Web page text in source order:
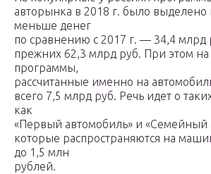
авторынка в 2018 г. было выделено
меньше денег
по сравнению с 2017 г. — 34,4 млрд
прежних 62,3 млрд руб. При этом
программы,
рассчитанные именно на
всего 7,5 млрд руб. Речь идет о
как
«Первый автомобиль» и «Семейный
которые распространяются на
до 1,5 млн
рублей.